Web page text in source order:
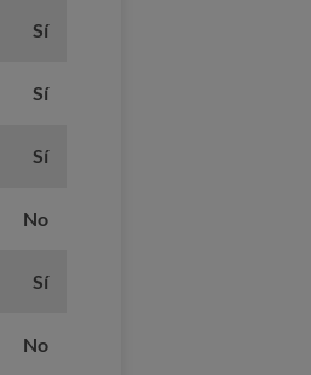
Sí
Sí
Sí
No
Sí
No